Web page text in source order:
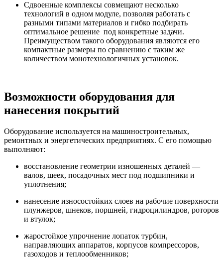
Сдвоенные комплексы совмещают несколько
технологий в одном модуле, позволяя работать с
разными типами материалов и гибко подбирать
оптимальное решение под конкретные задачи.
Преимуществом такого оборудования являются его
компактные размеры по сравнению с таким же
количеством монотехнологичных установок.
Возможности оборудования для
нанесения покрытий
Оборудование используется на машиностроительных,
ремонтных и энергетических предприятиях. С его помощью
выполняют:
восстановление геометрии изношенных деталей —
валов, шеек, посадочных мест под подшипники и
уплотнения;
нанесение износостойких слоев на рабочие поверхности
плунжеров, шнеков, поршней, гидроцилиндров, роторов
и втулок;
жаростойкое упрочнение лопаток турбин,
направляющих аппаратов, корпусов компрессоров,
газоходов и теплообменников;